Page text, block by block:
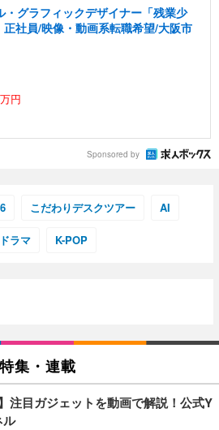
・グラフィックデザイナー「残業少
社員/映像・動画系転職希望/大阪市
円
Sponsored by
こだわりデスクツアー AI
ラマ K-POP
特集・連載
注目ガジェットを動画で解説！公式Y
ル